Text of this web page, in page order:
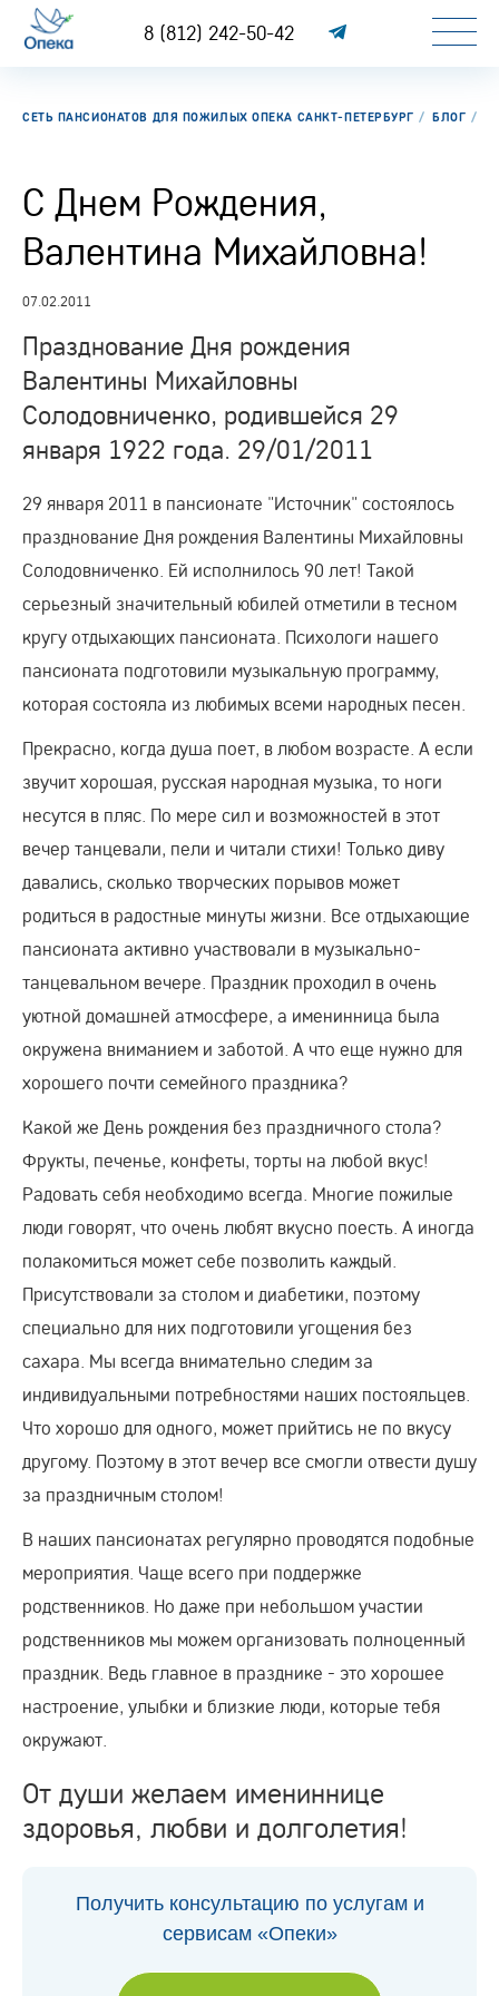
8 (812) 242-50-42
СЕТЬ ПАНСИОНАТОВ ДЛЯ ПОЖИЛЫХ ОПЕКА САНКТ-ПЕТЕРБУРГ БЛОГ
С Днем Рождения,
Валентина Михайловна!
07.02.2011
Празднование Дня рождения
Валентины Михайловны
Солодовниченко, родившейся 29
января 1922 года. 29/01/2011
29 января 2011 в пансионате "Источник" состоялось
празднование Дня рождения Валентины Михайловны
Солодовниченко. Ей исполнилось 90 лет! Такой
серьезный значительный юбилей отметили в тесном
кругу отдыхающих пансионата. Психологи нашего
пансионата подготовили музыкальную программу,
которая состояла из любимых всеми народных песен.
Прекрасно, когда душа поет, в любом возрасте. А если
звучит хорошая, русская народная музыка, то ноги
несутся в пляс. По мере сил и возможностей в этот
вечер танцевали, пели и читали стихи! Только диву
давались, сколько творческих порывов может
родиться в радостные минуты жизни. Все отдыхающие
пансионата активно участвовали в музыкально-
танцевальном вечере. Праздник проходил в очень
уютной домашней атмосфере, а именинница была
окружена вниманием и заботой. А что еще нужно для
хорошего почти семейного праздника?
Какой же День рождения без праздничного стола?
Фрукты, печенье, конфеты, торты на любой вкус!
Радовать себя необходимо всегда. Многие пожилые
люди говорят, что очень любят вкусно поесть. А иногда
полакомиться может себе позволить каждый.
Присутствовали за столом и диабетики, поэтому
специально для них подготовили угощения без
сахара. Мы всегда внимательно следим за
индивидуальными потребностями наших постояльцев.
Что хорошо для одного, может прийтись не по вкусу
другому. Поэтому в этот вечер все смогли отвести душу
за праздничным столом!
В наших пансионатах регулярно проводятся подобные
мероприятия. Чаще всего при поддержке
родственников. Но даже при небольшом участии
родственников мы можем организовать полноценный
праздник. Ведь главное в празднике - это хорошее
настроение, улыбки и близкие люди, которые тебя
окружают.
От души желаем имениннице
здоровья, любви и долголетия!
Получить консультацию по услугам и
сервисам «Опеки»